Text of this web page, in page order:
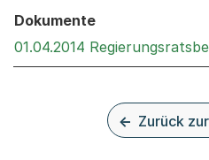
Dokumente
01.04.2014
Zurück